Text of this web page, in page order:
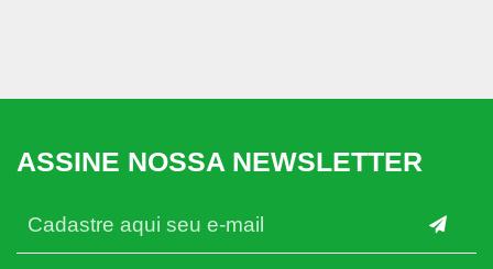
ASSINE NOSSA NEWSLETTER